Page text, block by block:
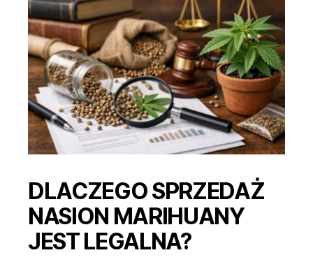
DLACZEGO SPRZEDAŻ
NASION MARIHUANY
JEST LEGALNA?